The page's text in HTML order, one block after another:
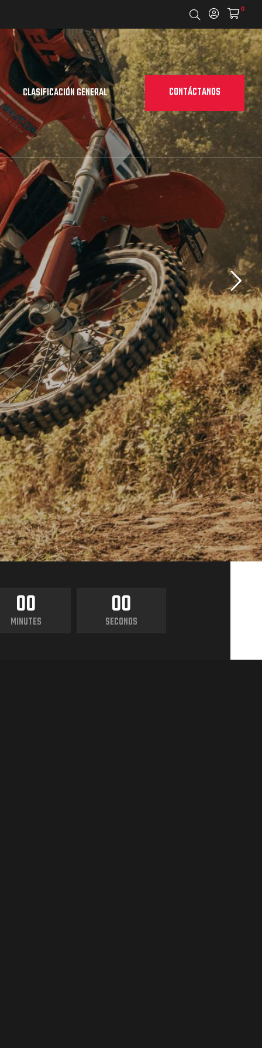
0
CLASIFICACIÓN GENERAL CONTÁCTANOS
00
MINUTES
00
SECONDS